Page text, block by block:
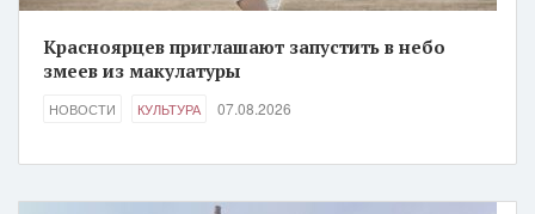
Красноярцев приглашают запустить в небо
змеев из макулатуры
НОВОСТИ КУЛЬТУРА 07.08.2026